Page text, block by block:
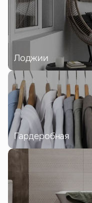
Лоджии
Гардеробная